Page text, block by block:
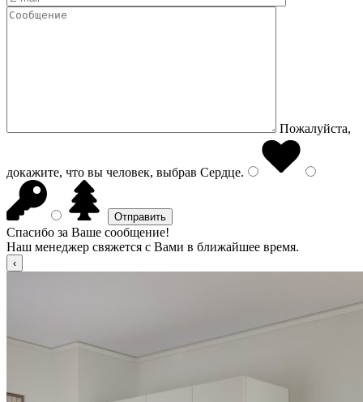
Пожалуйста,
докажите, что вы человек, выбрав Сердце.
Спасибо за Ваше сообщение!
Наш менеджер свяжется с Вами в ближайшее время.